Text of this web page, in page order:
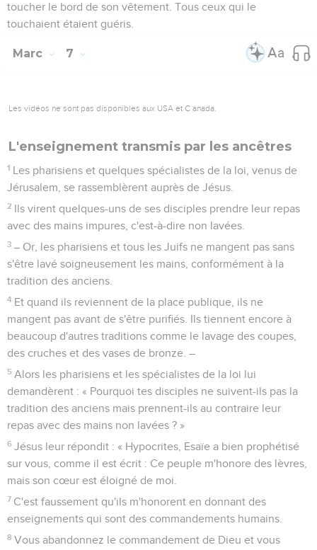
toucher le bord de son vêtement. Tous ceux qui le
touchaient étaient guéris.
Marc 7
Les vidéos ne sont pas disponibles aux USA et C anada.
L'enseignement transmis par les ancêtres
1 Les pharisiens et quelques spécialistes de la loi, venus de
Jérusalem, se rassemblèrent auprès de Jésus.
2 Ils virent quelques-uns de ses disciples prendre leur repas
avec des mains impures, c'est-à-dire non lavées.
3 – Or, les pharisiens et tous les Juifs ne mangent pas sans
s'être lavé soigneusement les mains, conformément à la
tradition des anciens.
4 Et quand ils reviennent de la place publique, ils ne
mangent pas avant de s'être purifiés. Ils tiennent encore à
beaucoup d'autres traditions comme le lavage des coupes,
des cruches et des vases de bronze. –
5 Alors les pharisiens et les spécialistes de la loi lui
demandèrent : « Pourquoi tes disciples ne suivent-ils pas la
tradition des anciens mais prennent-ils au contraire leur
repas avec des mains non lavées ? »
6 Jésus leur répondit : « Hypocrites, Esaïe a bien prophétisé
sur vous, comme il est écrit : Ce peuple m'honore des lèvres,
mais son cœur est éloigné de moi.
7 C'est faussement qu'ils m'honorent en donnant des
enseignements qui sont des commandements humains.
8 Vous abandonnez le commandement de Dieu et vous